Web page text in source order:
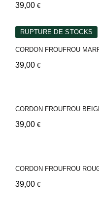
39,00 €
RUPTURE DE STOCKS
CORDON FROUFROU
39,00 €
CORDON FROUFROU
39,00 €
CORDON FROUFROU
39,00 €